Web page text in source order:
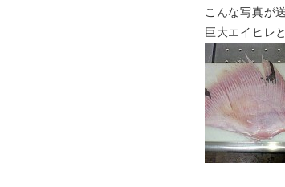
こんな写真が
巨大エイヒレ